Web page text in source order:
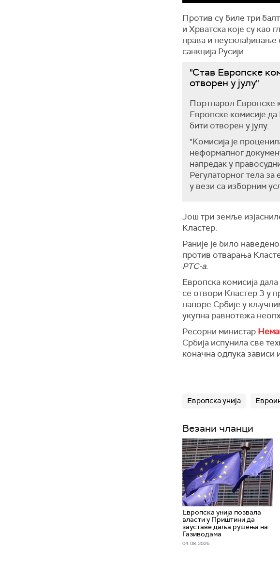
Против су биле три
и Хрватска које су као
права и
санкција Русији.
"Став Европске
отворен у јулу"
Портпарол Европске
Европске комисије
бити отворен у јулу.
"Комисија је
неформалног
напредак у
Регулаторног тела
у вези са изборним
Још три земље
Кластер.
Раније је било
против отварања
РТС-а.
Европска комисија
се отвори Кластер 3 у
напоре Србије у
укупна равнотежа
Ресорни министар
Србија испунила све
коначна одлука
Европска унија
Везани чланци
Европска унија позвала
власти у Приштини да
зауставе даља рушења на
Газиводама
04. 08. 2026.